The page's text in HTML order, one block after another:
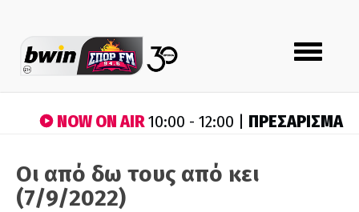
Toggle
navigation
NOW ON AIR10:00 - 12:00 | ΠΡΕΣΑΡΙΣΜΑ
Οι από δω τους από κει
(7/9/2022)